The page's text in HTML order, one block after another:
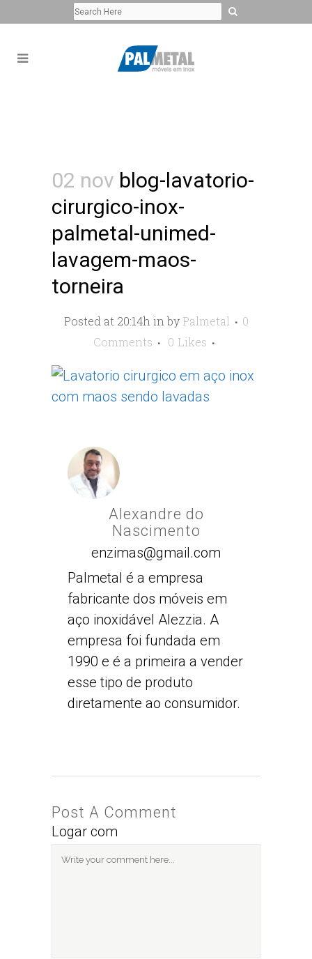
02 nov blog-lavatorio-
cirurgico-inox-
palmetal-unimed-
lavagem-maos-
torneira
Posted at 20:14h inby Palmetal
0
Comments
0 Likes
Alexandre do
Nascimento
enzimas@gmail.com
Palmetal é a empresa
fabricante dos móveis em
aço inoxidável Alezzia. A
empresa foi fundada em
1990 e é a primeira a vender
esse tipo de produto
diretamente ao consumidor.
Post A Comment
Logar com